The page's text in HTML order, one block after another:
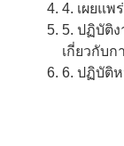
4. เผยแพ
5. ปฏิบัติ
เกี่ยวกับ
6. ปฏิบัติ